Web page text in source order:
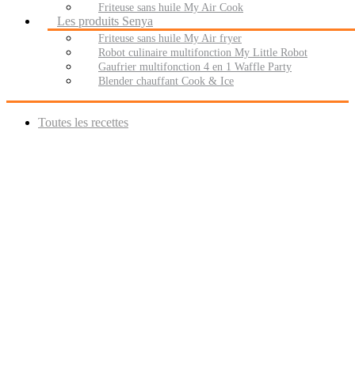
Friteuse sans huile My Air Cook
Les produits Senya
Friteuse sans huile My Air fryer
Robot culinaire multifonction My Little Robot
Gaufrier multifonction 4 en 1 Waffle Party
Blender chauffant Cook & Ice
Toutes les recettes